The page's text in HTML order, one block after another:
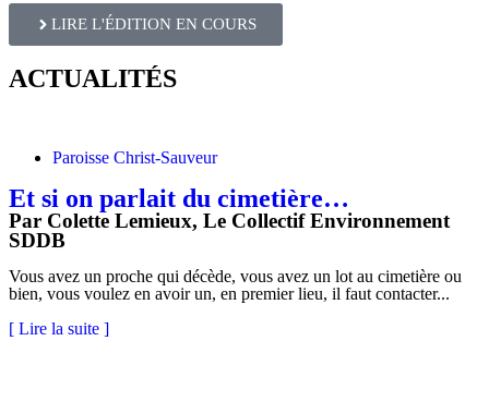
LIRE L'ÉDITION EN COURS
ACTUALITÉS
Paroisse Christ-Sauveur
Et si on parlait du cimetière…
Par Colette Lemieux, Le Collectif Environnement
SDDB
Vous avez un proche qui décède, vous avez un lot au cimetière ou
bien, vous voulez en avoir un, en premier lieu, il faut contacter...
[ Lire la suite ]